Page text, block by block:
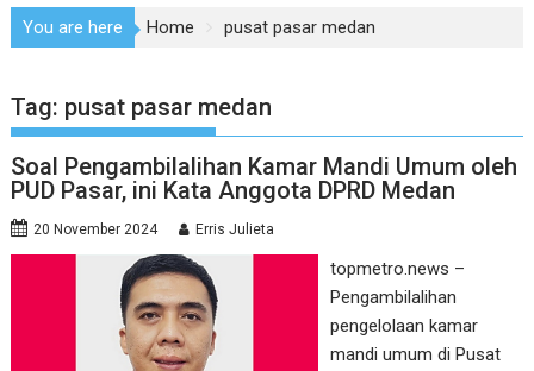
You are here Home pusat pasar medan
Tag: pusat pasar medan
Soal Pengambilalihan Kamar Mandi Umum oleh
PUD Pasar, ini Kata Anggota DPRD Medan
20 November 2024 Erris Julieta
topmetro.news –
Pengambilalihan
pengelolaan kamar
mandi umum di Pusat